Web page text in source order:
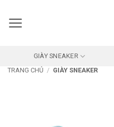
qua
GIÀY SNEAKER
TRANG CHỦ / GIÀY SNEAKER